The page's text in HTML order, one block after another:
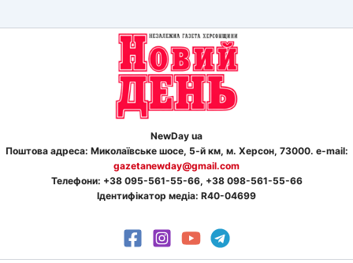
NewDay ua
Поштова адреса: Миколаївське шосе, 5-й км, м. Херсон, 73000. e-mail:
gazetanewday@gmail.com
Телефони: +38 095-561-55-66, +38 098-561-55-66
Ідентифікатор медіа: R40-04699